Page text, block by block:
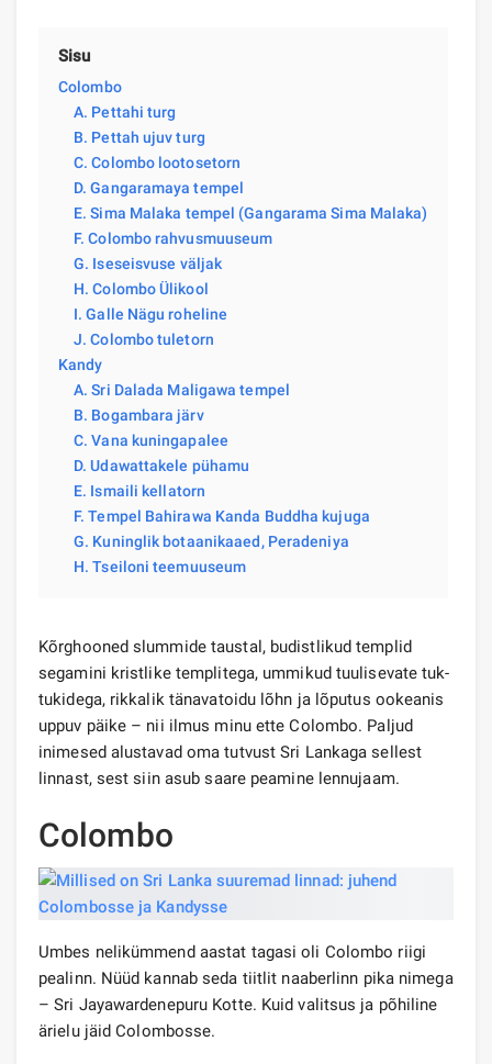
Sisu
Colombo
A. Pettahi turg
B. Pettah ujuv turg
C. Colombo lootosetorn
D. Gangaramaya tempel
E. Sima Malaka tempel (Gangarama Sima Malaka)
F. Colombo rahvusmuuseum
G. Iseseisvuse väljak
H. Colombo Ülikool
I. Galle Nägu roheline
J. Colombo tuletorn
Kandy
A. Sri Dalada Maligawa tempel
B. Bogambara järv
C. Vana kuningapalee
D. Udawattakele pühamu
E. Ismaili kellatorn
F. Tempel Bahirawa Kanda Buddha kujuga
G. Kuninglik botaanikaaed, Peradeniya
H. Tseiloni teemuuseum
Kõrghooned slummide taustal, budistlikud templid
segamini kristlike templitega, ummikud tuulisevate tuk-
tukidega, rikkalik tänavatoidu lõhn ja lõputus ookeanis
uppuv päike – nii ilmus minu ette Colombo. Paljud
inimesed alustavad oma tutvust Sri Lankaga sellest
linnast, sest siin asub saare peamine lennujaam.
Colombo
Umbes nelikümmend aastat tagasi oli Colombo riigi
pealinn. Nüüd kannab seda tiitlit naaberlinn pika nimega
– Sri Jayawardenepuru Kotte. Kuid valitsus ja põhiline
ärielu jäid Colombosse.